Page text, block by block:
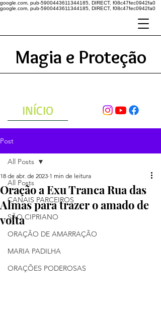
google.com, pub-5900443611344185, DIRECT, f08c47fec0942fa0
google.com, pub-5900443611344185, DIRECT, f08c47fec0942fa0
Magia e Proteção
INÍCIO
Post
All Posts
CANAIS PARCEIROS
SÃO CIPRIANO
ORAÇÃO DE AMARRAÇÃO
MARIA PADILHA
ORAÇÕES PODEROSAS
All Posts
Oração a Exu Tranca Rua das
Almas para trazer o amado de
volta
18 de abr. de 2023 1 min de leitura